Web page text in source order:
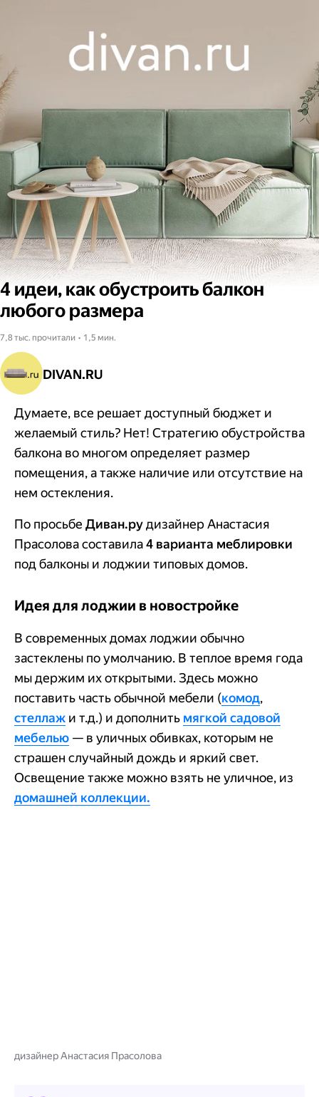
4 идеи, как обустроить балкон
любого размера
7,8 тыс. прочитали • 1,5 мин.
DIVAN.RU
Думаете, все решает доступный бюджет и
желаемый стиль? Нет! Стратегию обустройства
балкона во многом определяет размер
помещения, а также наличие или отсутствие на
нем остекления.
По просьбе Диван.рудизайнер Анастасия
Прасолова составила4 варианта меблировки
под балконы и лоджии типовых домов.
Идея для лоджии в новостройке
В современных домах лоджии обычно
застеклены по умолчанию. В теплое время года
мы держим их открытыми. Здесь можно
поставить часть обычной мебели (комод,
стеллаж и т.д.) и дополнить мягкой садовой
мебелью — в уличных обивках, которым не
страшен случайный дождь и яркий свет.
Освещение также можно взять не уличное, из
домашней коллекции.
дизайнер Анастасия Прасолова